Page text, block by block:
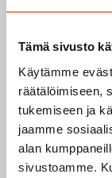
Tämä sivusto
Käytämme
räätälöimiseen,
tukemiseen ja
jaamme
alan
sivustoamme.